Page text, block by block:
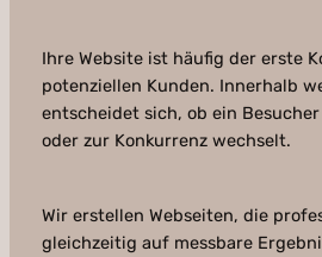
Ihre Website ist häufig der erste
potenziellen Kunden. Innerhalb
entscheidet sich, ob ein
oder zur Konkurrenz wechselt.
Wir erstellen Webseiten, die
gleichzeitig auf messbare